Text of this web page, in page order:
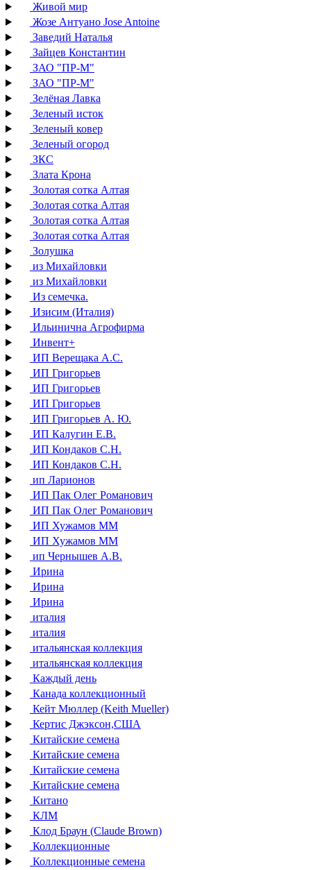
Живой мир
Жозе Антуано Jose Antoine
Заведий Наталья
Зайцев Константин
ЗАО "ПР-М"
ЗАО "ПР-М"
Зелёная Лавка
Зеленый исток
Зеленый ковер
Зеленый огород
ЗКС
Злата Крона
Золотая сотка Алтая
Золотая сотка Алтая
Золотая сотка Алтая
Золотая сотка Алтая
Золушка
из Михайловки
из Михайловки
Из семечка.
Изисим (Италия)
Ильинична Агрофирма
Инвент+
ИП Верещака А.С.
ИП Григорьев
ИП Григорьев
ИП Григорьев
ИП Григорьев А. Ю.
ИП Калугин Е.В.
ИП Кондаков С.Н.
ИП Кондаков С.Н.
ип Ларионов
ИП Пак Олег Романович
ИП Пак Олег Романович
ИП Хужамов ММ
ИП Хужамов ММ
ип Чернышев А.В.
Ирина
Ирина
Ирина
италия
италия
итальянская коллекция
итальянская коллекция
Каждый день
Канада коллекционный
Кейт Мюллер (Keith Mueller)
Кертис Джэксон,США
Китайские семена
Китайские семена
Китайские семена
Китайские семена
Китано
КЛМ
Клод Браун (Claude Brown)
Коллекционные
Коллекционные семена